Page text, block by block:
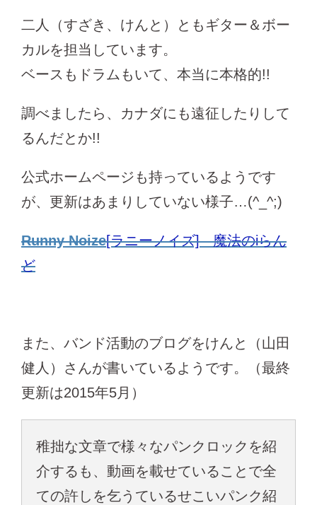
二人（すざき、けんと）ともギター＆ボー
カルを担当しています。
ベースもドラムもいて、本当に本格的!!
調べましたら、カナダにも遠征したりして
るんだとか!!
公式ホームページも持っているようです
が、更新はあまりしていない様子…(^_^;)
Runny Noize[ラニーノイズ] - 魔法のiらん
ど
また、バンド活動のブログをけんと（山田
健人）さんが書いているようです。（最終
更新は2015年5月）
稚拙な文章で様々なパンクロックを紹
介するも、動画を載せていることで全
ての許しを乞うているせこいパンク紹